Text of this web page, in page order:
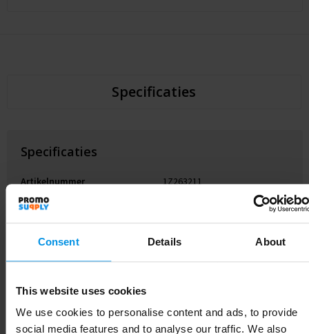
Consent Details About
This website uses cookies
We use cookies to personalise content and ads, to provide
social media features and to analyse our traffic. We also
Specificaties
Specificaties
Artikelnummer 1Z263211
Merk
Materiaal Aluminium